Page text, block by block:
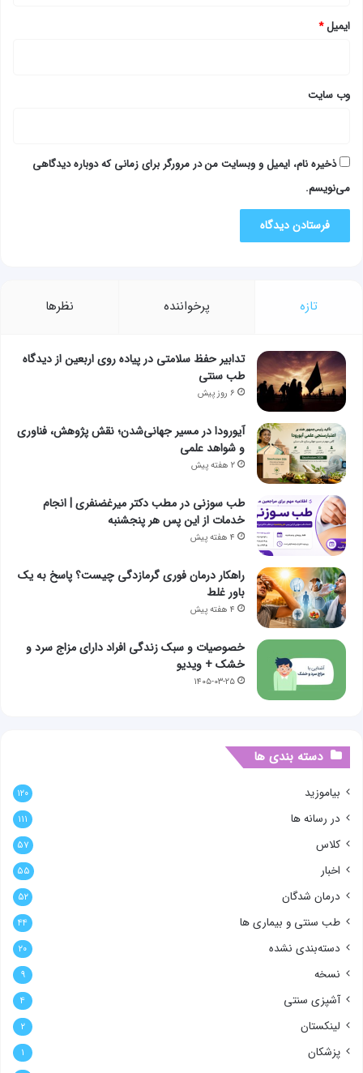
ایمیل*
وب‌ سایت
ذخیره نام، ایمیل و وبسایت من در مرورگر برای زمانی که دوباره دیدگاهی
می‌نویسم.
تازه پرخواننده نظرها
تدابیر حفظ سلامتی در پیاده روی اربعین از دیدگاه
طب سنتی
۶ روز پیش
آیورودا در مسیر جهانی‌شدن؛ نقش پژوهش، فناوری
و شواهد علمی
۲ هفته پیش
طب سوزنی در مطب دکتر میرغضنفری | انجام
خدمات از این پس هر پنجشنبه
۴ هفته پیش
راهکار درمان فوری گرمازدگی چیست؟ پاسخ به یک
باور غلط
۴ هفته پیش
خصوصیات و سبک زندگی افراد دارای مزاج سرد و
خشک + ویدیو
۱۴۰۵-۰۳-۲۵
دسته بندی ها
بیاموزید ۱۲۰
در رسانه ها ۱۱۱
کلاس ۵۷
اخبار ۵۵
درمان شدگان ۵۲
طب سنتی و بیماری ها ۴۴
دسته‌بندی نشده ۲۰
نسخه ۹
آشپزی سنتی ۴
لینکستان ۲
پزشکان ۱